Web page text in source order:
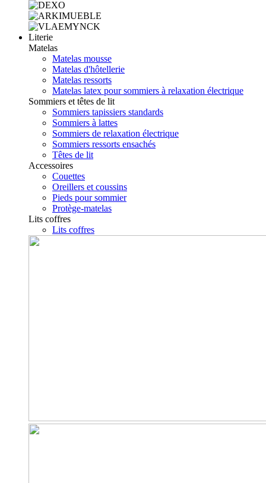
Literie
Matelas
Matelas mousse
Matelas d'hôtellerie
Matelas ressorts
Matelas latex pour sommiers à relaxation électrique
Sommiers et têtes de lit
Sommiers tapissiers standards
Sommiers à lattes
Sommiers de relaxation électrique
Sommiers ressorts ensachés
Têtes de lit
Accessoires
Couettes
Oreillers et coussins
Pieds pour sommier
Protège-matelas
Lits coffres
Lits coffres